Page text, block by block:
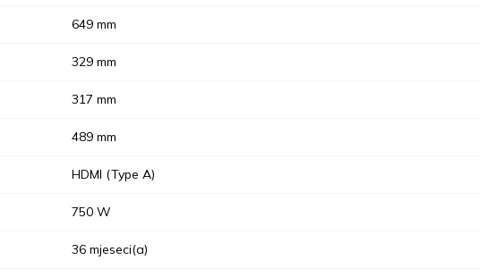
649 mm
329 mm
317 mm
489 mm
HDMI (Type A)
750 W
36 mjeseci(a)